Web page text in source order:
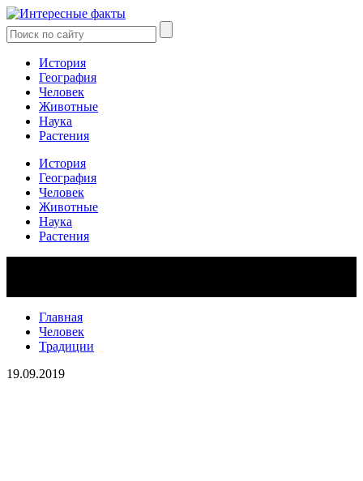
История
География
Человек
Животные
Наука
Растения
История
География
Человек
Животные
Наука
Растения
Главная
Человек
Традиции
19.09.2019